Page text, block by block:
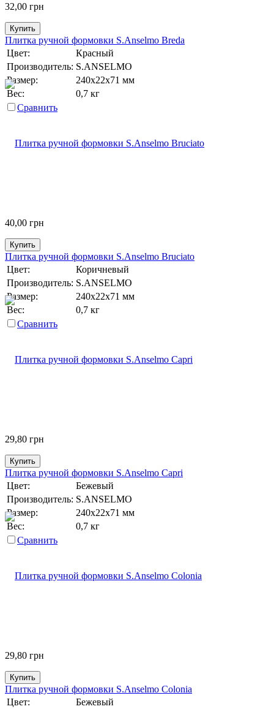
32,00 грн
Купить
Плитка ручной формовки S.Anselmo Breda
Цвет:
Красный
Производитель: S.ANSELMO
Размер:
240х22х71 мм
Вес:
0,7 кг
Сравнить
40,00 грн
Купить
Плитка ручной формовки S.Anselmo Bruciato
Цвет:
Коричневый
Производитель: S.ANSELMO
Размер:
240х22х71 мм
Вес:
0,7 кг
Сравнить
29,80 грн
Купить
Плитка ручной формовки S.Anselmo Capri
Цвет:
Бежевый
Производитель: S.ANSELMO
Размер:
240х22х71 мм
Вес:
0,7 кг
Сравнить
29,80 грн
Купить
Плитка ручной формовки S.Anselmo Colonia
Цвет:
Бежевый